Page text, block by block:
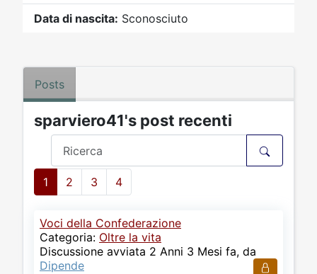
Data di nascita: Sconosciuto
Posts
sparviero41's post recenti
1 2 3 4
Voci della Confederazione
Categoria: Oltre la vita
Discussione avviata 2 Anni 3 Mesi fa, da
Dipende